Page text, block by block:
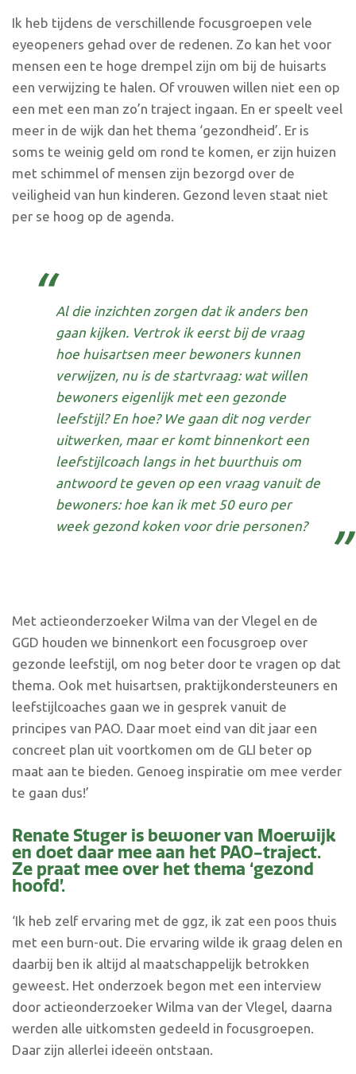
Ik heb tijdens de verschillende focusgroepen vele
eyeopeners gehad over de redenen. Zo kan het voor
mensen een te hoge drempel zijn om bij de huisarts
een verwijzing te halen. Of vrouwen willen niet een op
een met een man zo’n traject ingaan. En er speelt veel
meer in de wijk dan het thema ‘gezondheid’. Er is
soms te weinig geld om rond te komen, er zijn huizen
met schimmel of mensen zijn bezorgd over de
veiligheid van hun kinderen. Gezond leven staat niet
per se hoog op de agenda.
Al die inzichten zorgen dat ik anders ben
gaan kijken. Vertrok ik eerst bij de vraag
hoe huisartsen meer bewoners kunnen
verwijzen, nu is de startvraag: wat willen
bewoners eigenlijk met een gezonde
leefstijl? En hoe? We gaan dit nog verder
uitwerken, maar er komt binnenkort een
leefstijlcoach langs in het buurthuis om
antwoord te geven op een vraag vanuit de
bewoners: hoe kan ik met 50 euro per
week gezond koken voor drie personen?
Met actieonderzoeker Wilma van der Vlegel en de
GGD houden we binnenkort een focusgroep over
gezonde leefstijl, om nog beter door te vragen op dat
thema. Ook met huisartsen, praktijkondersteuners en
leefstijlcoaches gaan we in gesprek vanuit de
principes van PAO. Daar moet eind van dit jaar een
concreet plan uit voortkomen om de GLI beter op
maat aan te bieden. Genoeg inspiratie om mee verder
te gaan dus!’
Renate Stuger is bewoner van Moerwijk
en doet daar mee aan het PAO-traject.
Ze praat mee over het thema ‘gezond
hoofd’.
‘Ik heb zelf ervaring met de ggz, ik zat een poos thuis
met een burn-out. Die ervaring wilde ik graag delen en
daarbij ben ik altijd al maatschappelijk betrokken
geweest. Het onderzoek begon met een interview
door actieonderzoeker Wilma van der Vlegel, daarna
werden alle uitkomsten gedeeld in focusgroepen.
Daar zijn allerlei ideeën ontstaan.